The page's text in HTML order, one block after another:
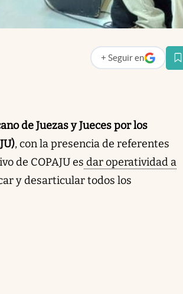
+ Seguir en
abre en nueva pestaña
de Juezas y Jueces por los
, con la presencia de referentes
de COPAJU es dar operatividad a
y desarticular todos los